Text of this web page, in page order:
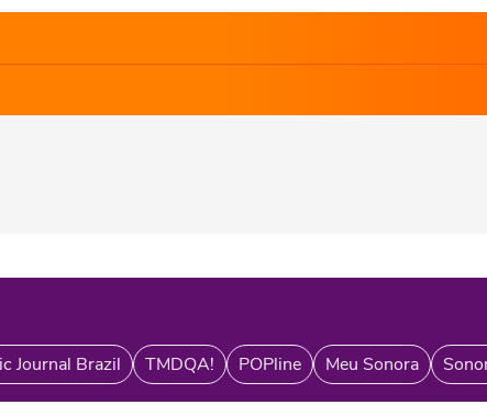
Journal Brazil TMDQA! POPline Meu Sonora